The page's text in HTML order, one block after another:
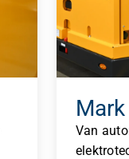
Mark
Van
i
n
k
I
n
L
i